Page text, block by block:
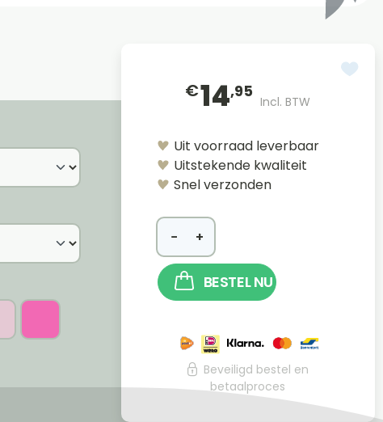
€14,95
Incl. BTW
Uit voorraad leverbaar
Uitstekende kwaliteit
Snel verzonden
− +
BESTEL NU
Beveiligd bestel en
betaalproces